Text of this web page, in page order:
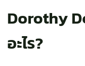
Dorothy
อะไร?